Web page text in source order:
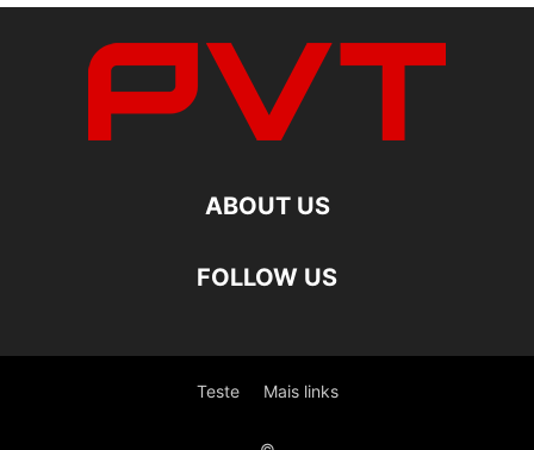
ABOUT US
FOLLOW US
Teste Mais links